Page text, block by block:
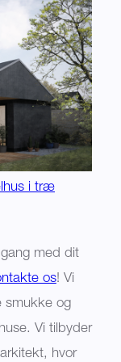
i træ
med dit
os! Vi
og
Vi tilbyder
hvor